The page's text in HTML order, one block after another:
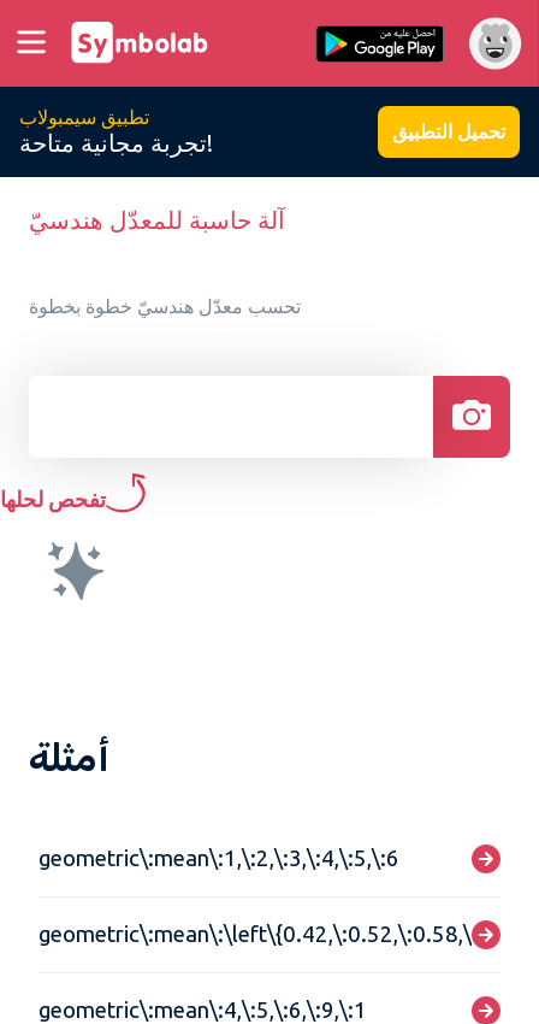
تطبيق سيمبولاب
تجربة مجانية متاحة! تحميل التطبيق
آلة حاسبة للمعدّل هندسيّ
تحسب معدّل هندسيّ خطوة بخطوة
تفحص لحلها
أمثلة
geometric\:mean\:1,\:2,\:3,\:4,\:5,\:6
geometric\:mean\:4,\:5,\:6,\:9,\:1